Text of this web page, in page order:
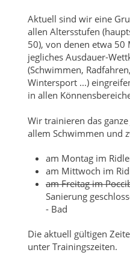
Aktuell sind wir eine
allen Altersstufen
50), von denen etwa 50
jegliches Ausdauer-
(Schwimmen,
Wintersport ...)
in allen
Wir trainieren das
allem Schwimmen und
am Montag im
am Mittwoch im
am Freitag im
Sanierung
- Bad
Die aktuell gültigen
unter Trainingszeiten.